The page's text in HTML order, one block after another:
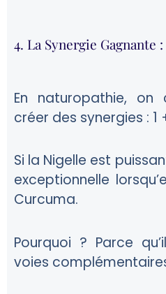
4. La Synergie Gagnante
En naturopathie, on
créer des synergies : 1
Si la Nigelle est
exceptionnelle
Curcuma.
Pourquoi ? Parce
voies